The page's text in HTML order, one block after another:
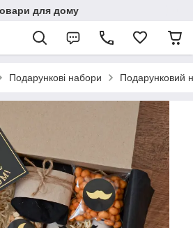
для дому
Подарункові набори Подарунковий